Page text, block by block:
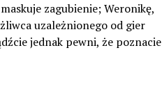
zagubienie; Weronikę,
uzależnionego od gier
jednak pewni, że poznacie